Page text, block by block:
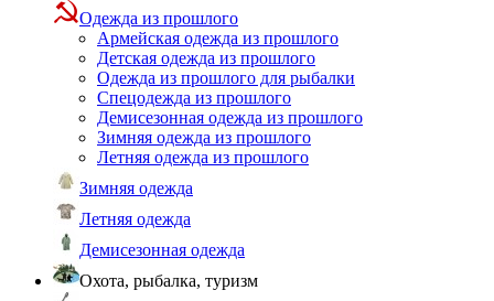
Одежда из прошлого
Армейская одежда из прошлого
Детская одежда из прошлого
Одежда из прошлого для рыбалки
Спецодежда из прошлого
Демисезонная одежда из прошлого
Зимняя одежда из прошлого
Летняя одежда из прошлого
Зимняя одежда
Летняя одежда
Демисезонная одежда
Охота, рыбалка, туризм